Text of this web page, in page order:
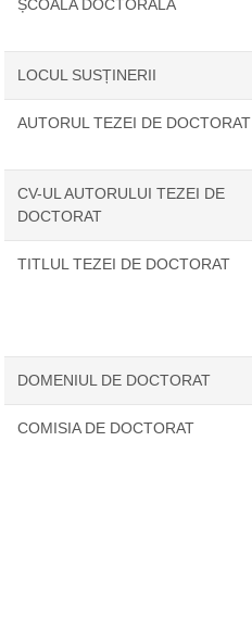
ȘCOALA DOCTORALĂ
LOCUL SUSȚINERII
AUTORUL TEZEI DE DOCTORAT
CV-UL AUTORULUI TEZEI DE
DOCTORAT
TITLUL TEZEI DE DOCTORAT
DOMENIUL DE DOCTORAT
COMISIA DE DOCTORAT